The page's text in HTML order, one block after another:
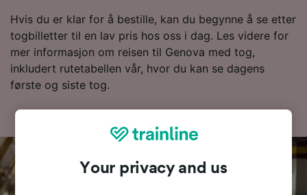
Hvis du er klar for å bestille, kan du begynne å se etter
togbilletter til en lav pris hos oss i dag. Les videre for
mer informasjon om reisen til Genova med tog,
inkludert rutetabellen vår, hvor du kan se dagens
første og siste tog.
Your privacy and us